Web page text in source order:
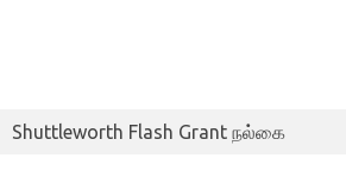
Shuttleworth Flash Grant நல்கை